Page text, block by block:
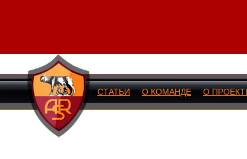
СТАТЬИ О КОМАНДЕ О